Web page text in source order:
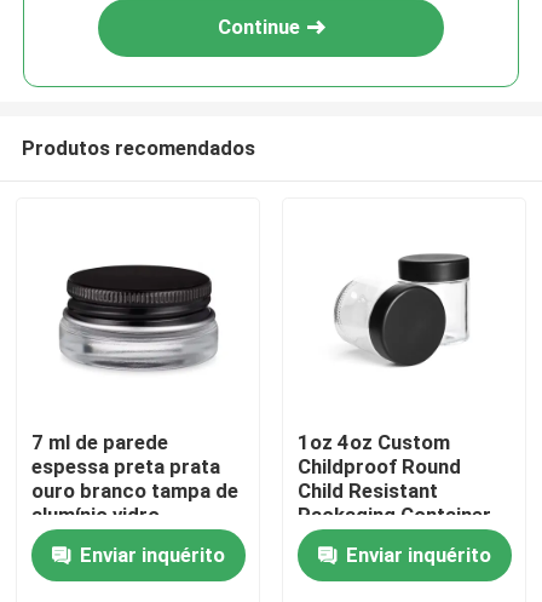
Casa
Continue
Produtos recomendados
7 ml de parede
espessa preta prata
ouro branco tampa de
alumínio vidro
recipiente de
concentrado
Enviar inquérito
1oz 4oz Custom
Childproof Round
Child Resistant
Packaging Container
Proof Proof Child
Proof Jar de vidro
com logotipo de
Enviar inquérito